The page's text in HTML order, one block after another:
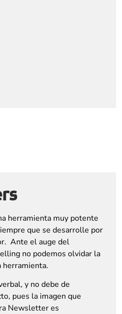
herramienta muy potente
que se desarrolle por
Ante el auge del
no podemos olvidar la
herramienta.
y no debe de
pues la imagen que
Newsletter es